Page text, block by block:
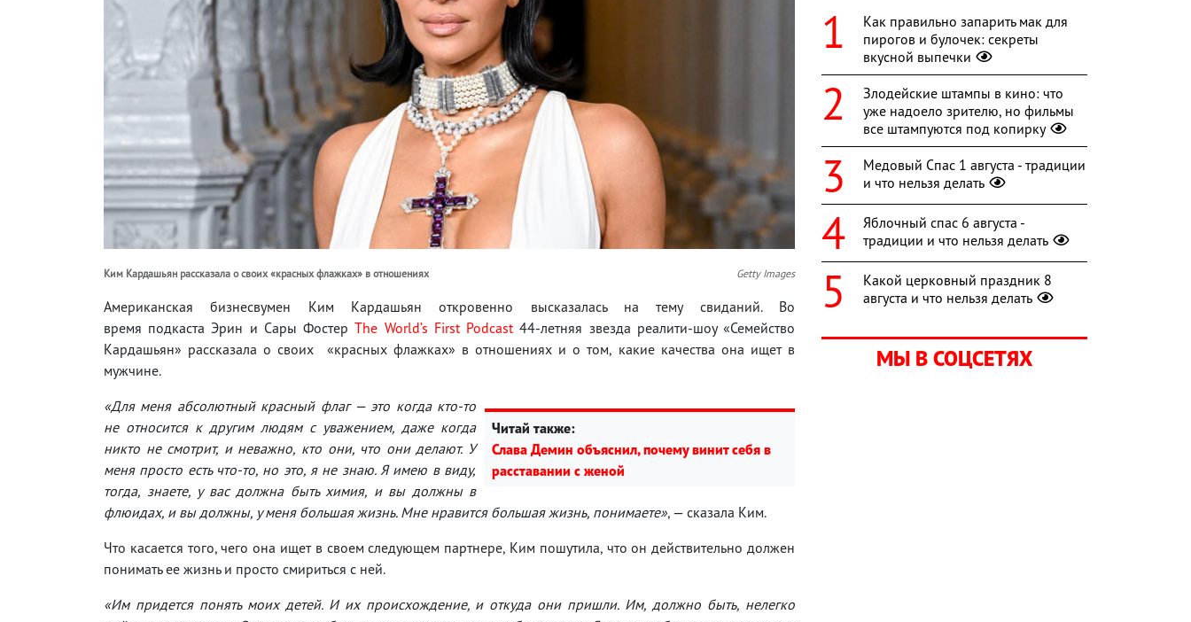
Ким Кардашьян рассказала о своих «красных флажках» в отношениях Getty Images
Американская бизнесвумен Ким Кардашьян откровенно высказалась на тему свиданий. Во
время подкаста Эрин и Сары ФостерThe World’s First Podcast 44-летняя звезда реалити-шоу «Семейство
Кардашьян» рассказала о своих «красных флажках» в отношениях и о том, какие качества она ищет в
мужчине.
Читай также:
Слава Демин объяснил, почему винит себя в
расставании с женой
«Для меня абсолютный красный флаг — это когда кто-то
не относится к другим людям с уважением, даже когда
никто не смотрит, и неважно, кто они, что они делают. У
меня просто есть что-то, но это, я не знаю. Я имею в виду,
тогда, знаете, у вас должна быть химия, и вы должны в
флюидах, и вы должны, у меня большая жизнь. Мне нравится большая жизнь, понимаете», — сказала Ким.
Что касается того, чего она ищет в своем следующем партнере, Ким пошутила, что он действительно должен
понимать ее жизнь и просто смириться с ней.
«Им придется понять моих детей. И их происхождение, и откуда они пришли. Им, должно быть, нелегко
Как правильно запарить мак для
пирогов и булочек: секреты
вкусной выпечки
Злодейские штампы в кино: что
уже надоело зрителю, но фильмы
все штампуются под копирку
Медовый Спас 1 августа - традиции
и что нельзя делать
Яблочный спас 6 августа -
традиции и что нельзя делать
Какой церковный праздник 8
августа и что нельзя делать
МЫ В СОЦСЕТЯХ